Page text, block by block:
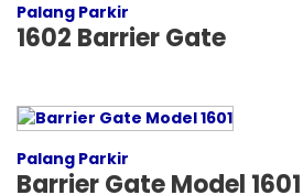
Palang Parkir
1602 Barrier Gate
Palang Parkir
Barrier Gate Model 1601